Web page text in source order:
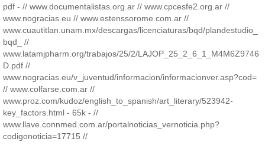
pdf - // www.documentalistas.org.ar // www.cpcesfe2.org.ar //
www.nogracias.eu // www.estenssorome.com.ar //
www.cuautitlan.unam.mx/descargas/licenciaturas/bqd/plandestudio_
bqd_ //
www.latamjpharm.org/trabajos/25/2/LAJOP_25_2_6_1_M4M6Z9746
D.pdf //
www.nogracias.eu/v_juventud/informacion/informacionver.asp?cod=
// www.colfarse.com.ar //
www.proz.com/kudoz/english_to_spanish/art_literary/523942-
key_factors.html - 65k - //
www.llave.connmed.com.ar/portalnoticias_vernoticia.php?
codigonoticia=17715 //